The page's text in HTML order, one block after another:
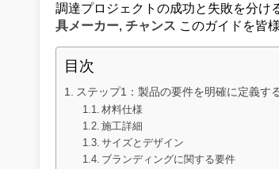
調達プロジェクトの成功と失敗を分
具メーカー, チャンス このガイドを皆
目次
ステップ1：製品の要件を明確に定義す
材料仕様
施工詳細
サイズとデザイン
ブランディングに関する要件